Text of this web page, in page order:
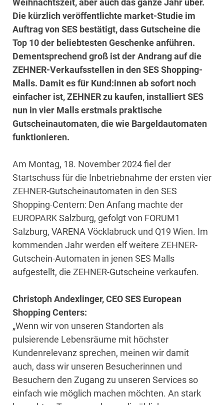
Weihnachtszeit, aber auch das ganze Jahr über.
Die kürzlich veröffentlichte market-Studie im
Auftrag von SES bestätigt, dass Gutscheine die
Top 10 der beliebtesten Geschenke anführen.
Dementsprechend groß ist der Andrang auf die
ZEHNER-Verkaufsstellen in den SES Shopping-
Malls. Damit es für Kund:innen ab sofort noch
einfacher ist, ZEHNER zu kaufen, installiert SES
nun in vier Malls erstmals praktische
Gutscheinautomaten, die wie Bargeldautomaten
funktionieren.
Am Montag, 18. November 2024 fiel der
Startschuss für die Inbetriebnahme der ersten vier
ZEHNER-Gutscheinautomaten in den SES
Shopping-Centern: Den Anfang machte der
EUROPARK Salzburg, gefolgt von FORUM1
Salzburg, VARENA Vöcklabruck und Q19 Wien. Im
kommenden Jahr werden elf weitere ZEHNER-
Gutschein-Automaten in jenen SES Malls
aufgestellt, die ZEHNER-Gutscheine verkaufen.
Christoph Andexlinger, CEO SES European
Shopping Centers:
„Wenn wir von unseren Standorten als
pulsierende Lebensräume mit höchster
Kundenrelevanz sprechen, meinen wir damit
auch, dass wir unseren Besucherinnen und
Besuchern den Zugang zu unseren Services so
einfach wie möglich machen möchten. An stark